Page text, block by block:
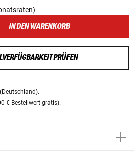
IN DEN WARENKORB
PRÜFEN
(Deutschland).
€ Bestellwert gratis).